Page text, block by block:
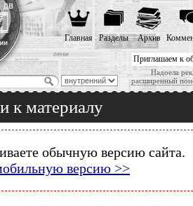
Приглашаем к
Надоела
расширенный
Главная Разделы Архив
к материалу
обычную версию сайта.
версию >>